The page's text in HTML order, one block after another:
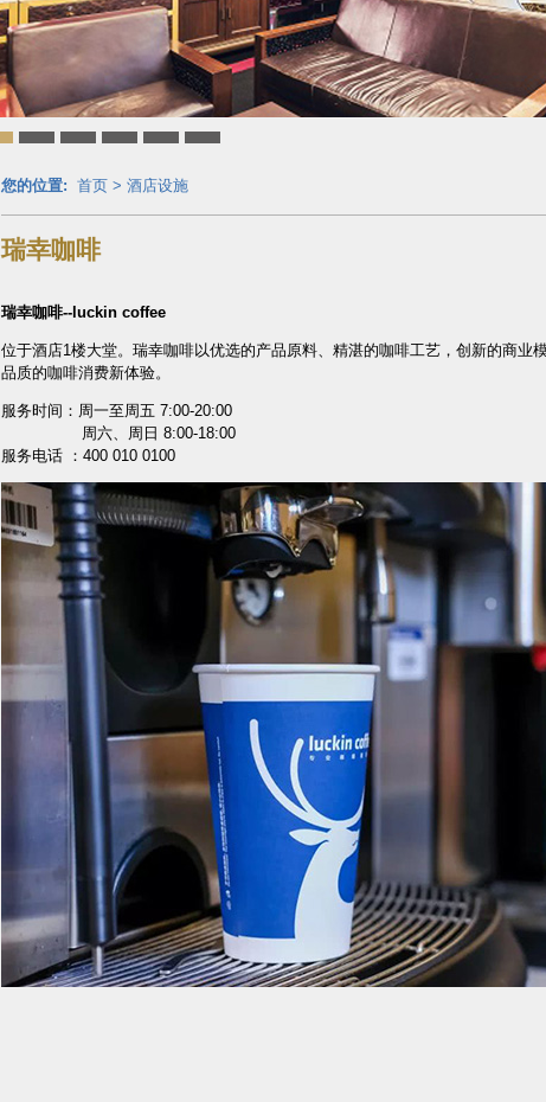
您的位置: 首页 > 酒店设施
瑞幸咖啡
瑞幸咖啡--luckin coffee
位于酒店1楼大堂。瑞幸咖啡以优选的产品原料、精湛的咖啡工艺，创新的商业
品质的咖啡消费新体验。
服务时间：周一至周五 7:00-20:00
周六、周日 8:00-18:00
服务电话 ：400 010 0100